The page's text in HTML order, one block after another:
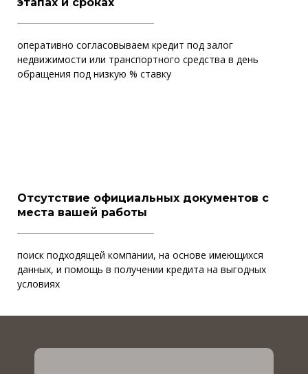
оперативно согласовываем кредит под залог
недвижимости или транспортного средства в день
обращения под низкую % ставку
Отсутствие официальных документов с
места вашей работы
поиск подходящей компании, на основе имеющихся
данных, и помощь в получении кредита на выгодных
условиях